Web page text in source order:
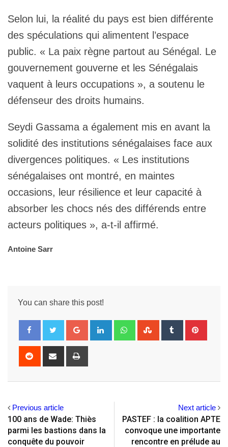
Selon lui, la réalité du pays est bien différente
des spéculations qui alimentent l’espace
public. « La paix règne partout au Sénégal. Le
gouvernement gouverne et les Sénégalais
vaquent à leurs occupations », a soutenu le
défenseur des droits humains.
Seydi Gassama a également mis en avant la
solidité des institutions sénégalaises face aux
divergences politiques. « Les institutions
sénégalaises ont montré, en maintes
occasions, leur résilience et leur capacité à
absorber les chocs nés des différends entre
acteurs politiques », a-t-il affirmé.
Antoine Sarr
You can share this post!
Google+ LinkedIn WhatsappStumbleUpon
Tumblr
Reddit
Share
Previous article
100 ans de Wade: Thiès
parmi les bastions dans la
conquête du pouvoir
Next article
PASTEF : la coalition APTE
convoque une importante
rencontre en prélude au